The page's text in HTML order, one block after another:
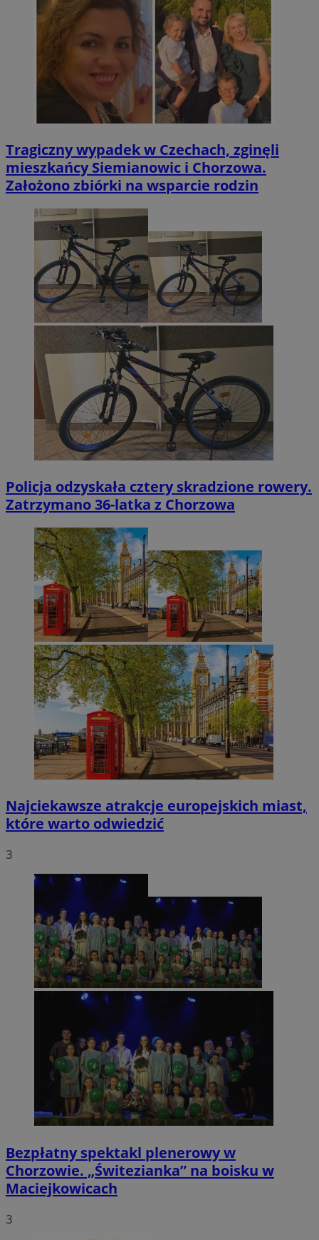
Tragiczny wypadek w Czechach, zginęli
mieszkańcy Siemianowic i Chorzowa.
Założono zbiórki na wsparcie rodzin
Policja odzyskała cztery skradzione rowery.
Zatrzymano 36-latka z Chorzowa
Najciekawsze atrakcje europejskich miast,
które warto odwiedzić
3
Bezpłatny spektakl plenerowy w
Chorzowie. „Świtezianka” na boisku w
Maciejkowicach
3